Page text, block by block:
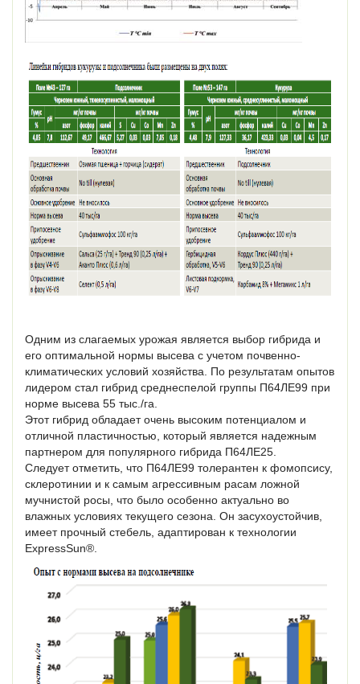
Одним из слагаемых урожая является выбор гибрида и
его оптимальной нормы высева с учетом почвенно-
климатических условий хозяйства. По результатам опытов
лидером стал гибрид среднеспелой группы П64ЛЕ99 при
норме высева 55 тыс./га.
Этот гибрид обладает очень высоким потенциалом и
отличной пластичностью, который является надежным
партнером для популярного гибрида П64ЛЕ25.
Следует отметить, что П64ЛЕ99 толерантен к фомопсису,
склеротинии и к самым агрессивным расам ложной
мучнистой росы, что было особенно актуально во
влажных условиях текущего сезона. Он засухоустойчив,
имеет прочный стебель, адаптирован к технологии
ExpressSun®.